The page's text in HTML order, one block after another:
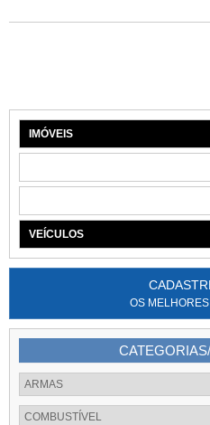
IMÓVEIS
VEÍCULOS
OS
ARMAS
COMBUSTÍVEL